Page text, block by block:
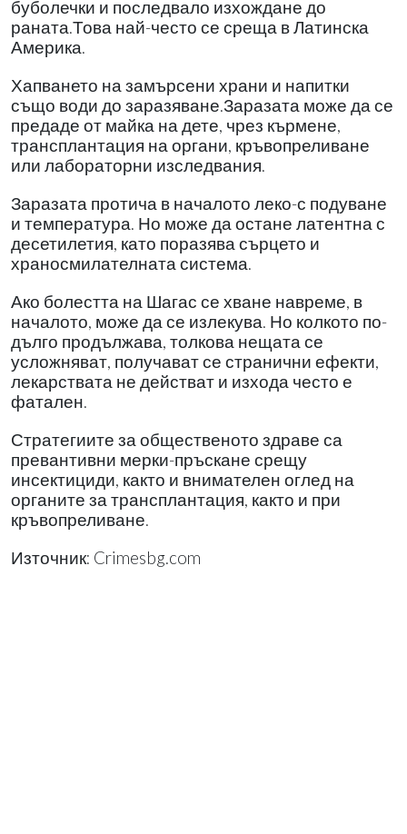
буболечки и последвало изхождане до
раната.Това най-често се среща в Латинска
Америка.
Хапването на замърсени храни и напитки
също води до заразяване.Заразата може да се
предаде от майка на дете, чрез кърмене,
трансплантация на органи, кръвопреливане
или лабораторни изследвания.
Заразата протича в началото леко-с подуване
и температура. Но може да остане латентна с
десетилетия, като поразява сърцето и
храносмилателната система.
Ако болестта на Шагас се хване навреме, в
началото, може да се излекува. Но колкото по-
дълго продължава, толкова нещата се
усложняват, получават се странични ефекти,
лекарствата не действат и изхода често е
фатален.
Стратегиите за общественото здраве са
превантивни мерки-пръскане срещу
инсектициди, както и внимателен оглед на
органите за трансплантация, както и при
кръвопреливане.
Източник: Crimesbg.com